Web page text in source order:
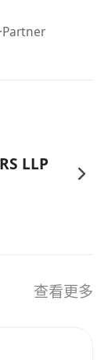
LLP
查看更多